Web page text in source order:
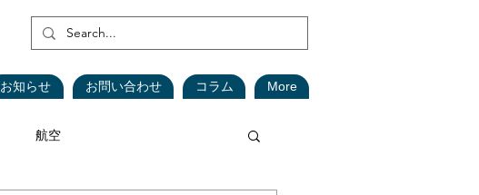
お知らせ お問い合わせ コラム More
航空